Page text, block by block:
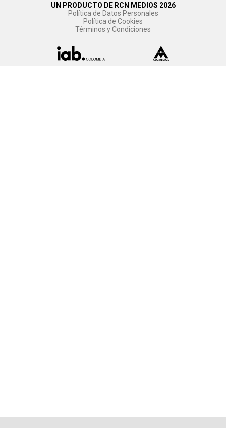
UN PRODUCTO DE RCN MEDIOS 2026
Política de Datos Personales
Política de Cookies
Términos y Condiciones